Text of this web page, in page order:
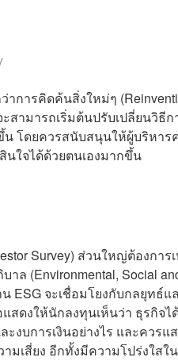
าการคิดค้นสิ่งใหม่ๆ
สามารถเริ่มต้นปรับเปลี่ยนวิธีก
น โดยควรสนับสนุนให้ผู้บริหาร
ใจได้ด้วยตนเองมากขึ้น
Survey) ส่วนใหญ่ต้องการ
ล (Environmental, Social
ESG จะเชื่อมโยงกับกลยุทธ์แ
สดงให้นักลงทุนเห็นว่า ธุรกิจไ
งบการเงินอย่างไร และควรแ
มเสี่ยง อีกทั้งมีความโปร่งใสใ